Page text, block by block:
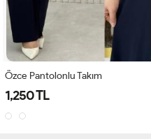
Mehran Takım
1,650 TL